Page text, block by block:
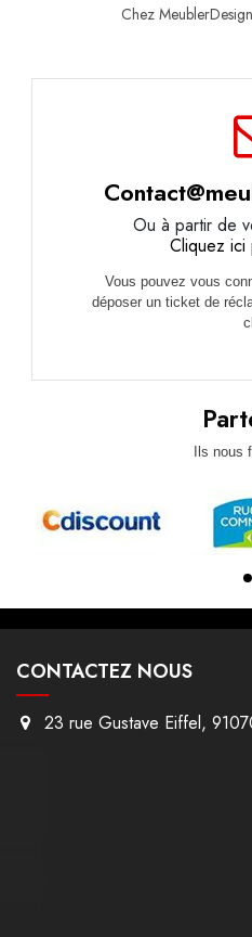
Chez
Ou à partir de
Cliquez
Vous pouvez vous
déposer un ticket de
Ils nous
CONTACTEZ NOUS
23 rue Gustave Eiffel,